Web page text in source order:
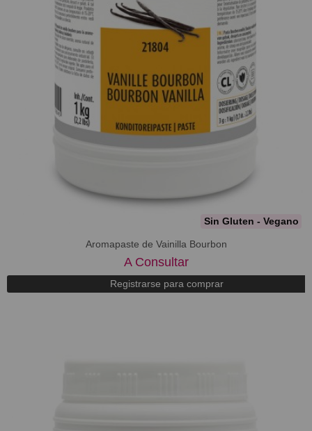
Sin Gluten - Vegano
Aromapaste de Vainilla Bourbon
A Consultar
Registrarse para comprar